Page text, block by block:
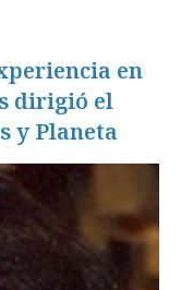
en
dirigió el
y Planeta